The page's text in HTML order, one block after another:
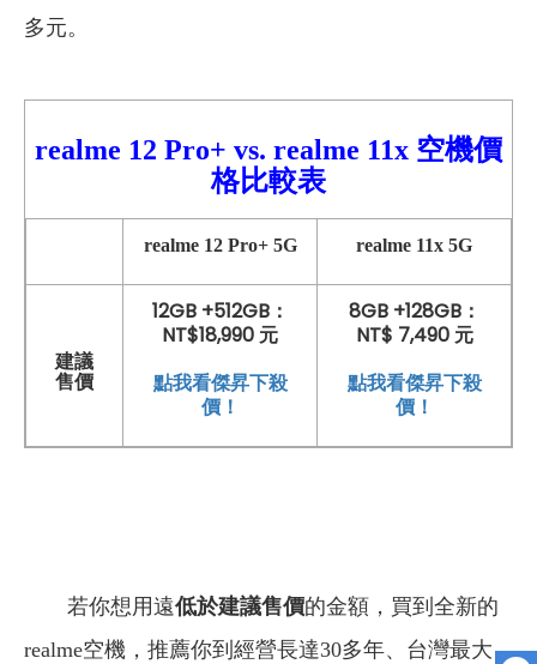
多元。
realme 12 Pro+ vs. realme 11x 空機價
格比較表
realme 12 Pro+5G realme 11x 5G
建議
售價
12GB +512GB：
NT$18,990 元
點我看傑昇下殺
價！
8GB +128GB：
NT$ 7,490 元
點我看傑昇下殺
價！
若你想用遠低於建議售價的金額，買到全新的
realme空機，推薦你到經營長達30多年、台灣最大